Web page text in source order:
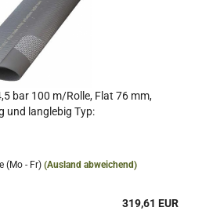
bar 100 m/Rolle, Flat 76 mm,
und langlebig Typ:
(Mo - Fr) (Ausland abweichend)
319,61 EUR